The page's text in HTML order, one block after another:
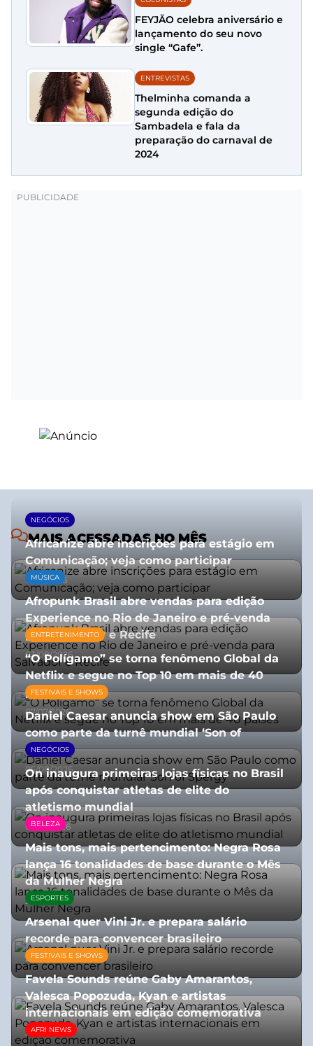
FEYJÃO celebra aniversário e
lançamento do seu novo
single “Gafe”.
ENTREVISTAS
Thelminha comanda a
segunda edição do
Sambadela e fala da
preparação do carnaval de
2024
MAIS ACESSADAS NO MÊS
NEGÓCIOS
Africanize abre inscrições para estágio em
Comunicação; veja como participar
13/01/2026
MÚSICA
Afropunk Brasil abre vendas para edição
Experience no Rio de Janeiro e pré-venda
para Salvador e Recife
03/08/2026
ENTRETENIMENTO
“O Polígamo” se torna fenômeno Global da
Netflix e segue no Top 10 em mais de 40
países
07/07/2026
FESTIVAIS E SHOWS
Daniel Caesar anuncia show em São Paulo
como parte da turnê mundial ‘Son of
Spergy’
05/08/2026
NEGÓCIOS
On inaugura primeiras lojas físicas no Brasil
após conquistar atletas de elite do
atletismo mundial
07/07/2026
BELEZA
Mais tons, mais pertencimento: Negra Rosa
lança 16 tonalidades de base durante o Mês
da Mulher Negra
28/07/2026
ESPORTES
Arsenal quer Vini Jr. e prepara salário
recorde para convencer brasileiro
27/07/2026
FESTIVAIS E SHOWS
Favela Sounds reúne Gaby Amarantos,
Valesca Popozuda, Kyan e artistas
internacionais em edição comemorativa
31/07/2026
AFRI NEWS